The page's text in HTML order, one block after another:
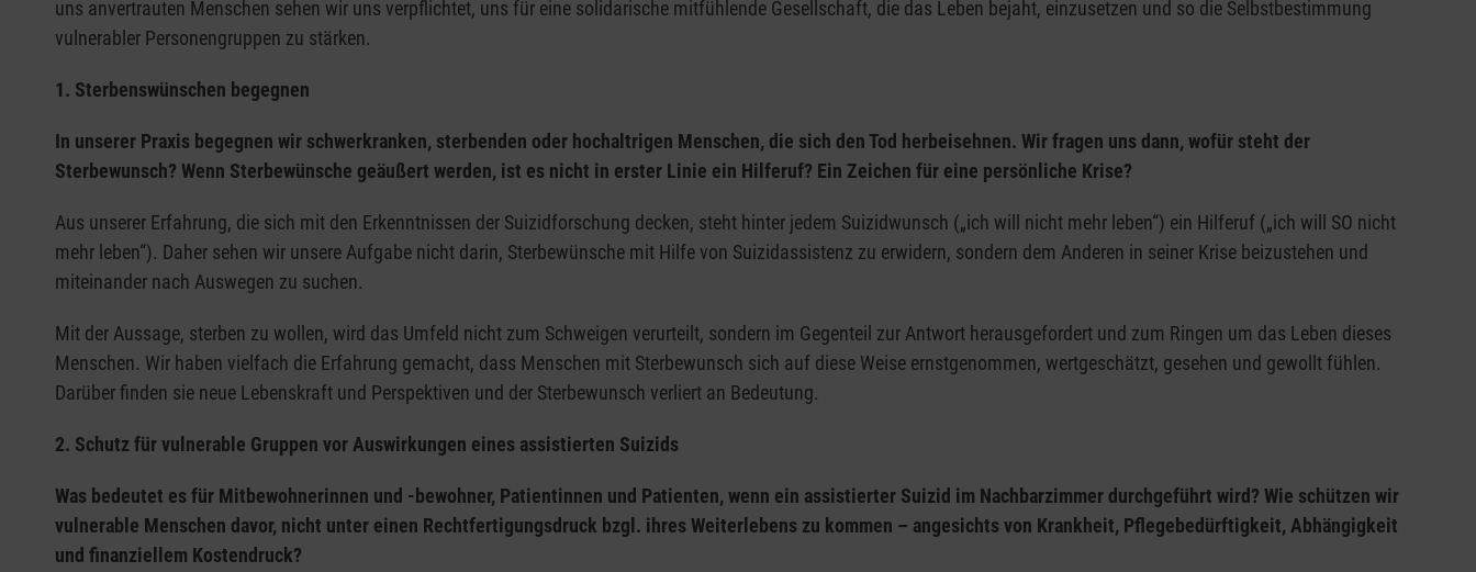
Sicherstellung von Information und Beratung zu hospizlichen und palliativen Angeboten einschließlich der Trauerbegleitung sowie Anschlussversorgung in ein Hospiz-
und Palliativnetzwerk im Rahmen des Entlassmanagements
Grundsätzlich:
Durchsetzung einer flächendeckenden Informations- und Beratungsstruktur zu Leistungen der Hospizarbeit, palliativen Versorgung und Trauerbegleitung mit Hilfe einer
Verankerung in der Bundeszentrale für gesundheitliche Aufklärung
Initiativen zur Verbesserung des Images der Arbeit in der Pflege insbesondere in Pflegeeinrichtungen und bundesweite Maßnahmen zur Förderung des Pflegeberufes
Schaffung von Anreizen zum Aufbau von ambulanten Hospizdiensten mit qualifizierten Ehrenamtlichen
uns anvertrauten Menschen sehen wir uns verpflichtet, uns für eine solidarische mitfühlende Gesellschaft, die das Leben bejaht, einzusetzen und so die Selbstbestimmung
vulnerabler Personengruppen zu stärken.
1. Sterbenswünschen begegnen
In unserer Praxis begegnen wir schwerkranken, sterbenden oder hochaltrigen Menschen, die sich den Tod herbeisehnen. Wir fragen uns dann, wofür steht der
Sterbewunsch? Wenn Sterbewünsche geäußert werden, ist es nicht in erster Linie ein Hilferuf? Ein Zeichen für eine persönliche Krise?
Aus unserer Erfahrung, die sich mit den Erkenntnissen der Suizidforschung decken, steht hinter jedem Suizidwunsch („ich will nicht mehr leben“) ein Hilferuf („ich will SO nicht
mehr leben“). Daher sehen wir unsere Aufgabe nicht darin, Sterbewünsche mit Hilfe von Suizidassistenz zu erwidern, sondern dem Anderen in seiner Krise beizustehen und
miteinander nach Auswegen zu suchen.
Mit der Aussage, sterben zu wollen, wird das Umfeld nicht zum Schweigen verurteilt, sondern im Gegenteil zur Antwort herausgefordert und zum Ringen um das Leben dieses
Menschen. Wir haben vielfach die Erfahrung gemacht, dass Menschen mit Sterbewunsch sich auf diese Weise ernstgenommen, wertgeschätzt, gesehen und gewollt fühlen.
Darüber finden sie neue Lebenskraft und Perspektiven und der Sterbewunsch verliert an Bedeutung.
2. Schutz für vulnerable Gruppen vor Auswirkungen eines assistierten Suizids
Was bedeutet es für Mitbewohnerinnen und -bewohner, Patientinnen und Patienten, wenn ein assistierter Suizid im Nachbarzimmer durchgeführt wird? Wie schützen wir
vulnerable Menschen davor, nicht unter einen Rechtfertigungsdruck bzgl. ihres Weiterlebens zu kommen – angesichts von Krankheit, Pflegebedürftigkeit, Abhängigkeit
und finanziellem Kostendruck?